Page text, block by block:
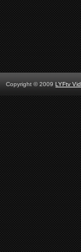
Copyright © 2009 LYFtv